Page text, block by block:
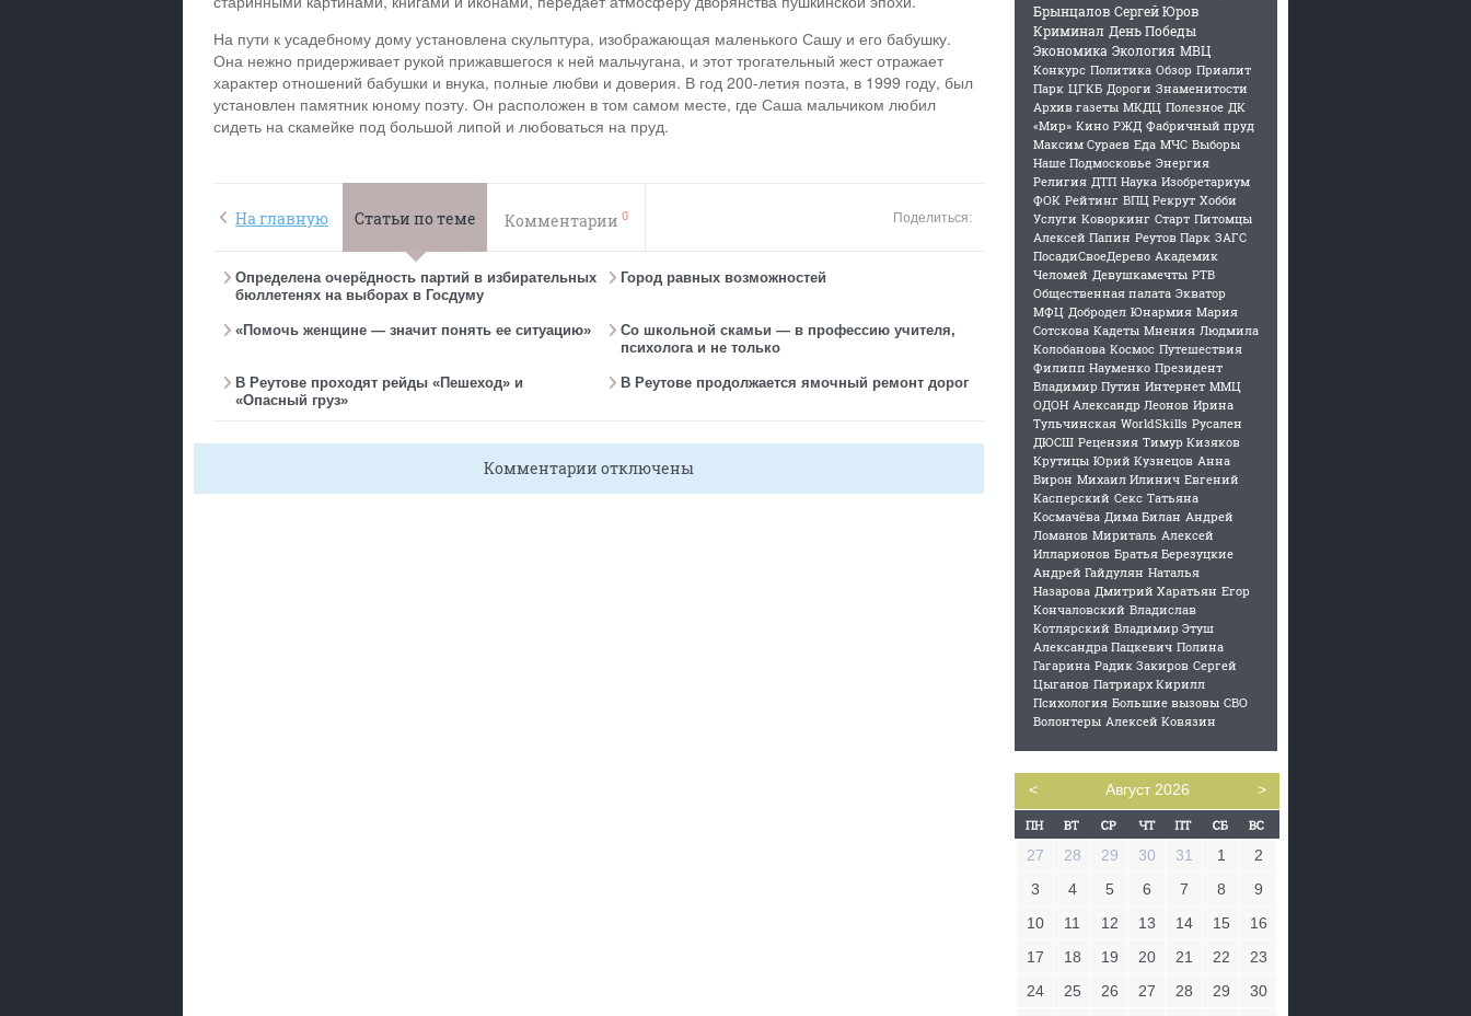
На пути к усадебному дому установлена скульптура, изображающая маленького Сашу и его бабушку.
Она нежно придерживает рукой прижавшегося к ней мальчугана, и этот трогательный жест отражает
характер отношений бабушки и внука, полные любви и доверия. В год 200-летия поэта, в 1999 году, был
установлен памятник юному поэту. Он расположен в том самом месте, где Саша мальчиком любил
сидеть на скамейке под большой липой и любоваться на пруд.
На главную Статьи по теме Комментарии 0 Поделиться:
Определена очерёдность партий в избирательных
бюллетенях на выборах в Госдуму
Город равных возможностей
«Помочь женщине — значит понять ее ситуацию»
Со школьной скамьи — в профессию учителя,
психолога и не только
В Реутове проходят рейды «Пешеход» и
«Опасный груз»
В Реутове продолжается ямочный ремонт дорог
Комментарии отключены
Брынцалов Сергей Юров
Криминал День Победы
Экономика Экология МВЦ
Конкурс Политика Обзор Приалит
Парк ЦГКБ Дороги Знаменитости
Архив газеты МКДЦ Полезное ДК
«Мир» Кино РЖД Фабричный пруд
Максим Сураев Еда МЧС Выборы
Наше Подмосковье Энергия
Религия ДТП Наука Изобретариум
ФОК Рейтинг ВПЦ Рекрут Хобби
Услуги Коворкинг Старт Питомцы
Алексей Папин Реутов Парк ЗАГС
ПосадиСвоеДерево Академик
Челомей Девушкамечты РТВ
Общественная палата Экватор
МФЦ Добродел Юнармия Мария
Сотскова Кадеты Мнения Людмила
Колобанова Космос Путешествия
Филипп Науменко Президент
Владимир Путин Интернет ММЦ
ОДОН Александр Леонов Ирина
Тульчинская WorldSkills Русален
ДЮСШ Рецензия Тимур Кизяков
Крутицы Юрий Кузнецов Анна
Вирон Михаил Илинич Евгений
Касперский Секс Татьяна
Космачёва Дима Билан Андрей
Ломанов Мириталь Алексей
Илларионов Братья Березуцкие
Андрей Гайдулян Наталья
Назарова Дмитрий Харатьян Егор
Кончаловский Владислав
Котлярский Владимир Этуш
Александра Пацкевич Полина
Гагарина Радик Закиров Сергей
Цыганов Патриарх Кирилл
Психология Большие вызовы СВО
Волонтеры Алексей Ковязин
< Август 2026 >
27 28 29 30 31 1
2
3
4 5 6 7 8
9
10
11 12 13 14 15
16
17
18 19 20 21 22
23
24
25 26 27 28 29 30